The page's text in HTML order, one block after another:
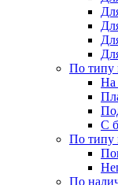
По типу
На
С
По типу
По